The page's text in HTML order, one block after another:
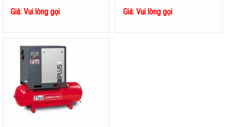
Giá: Vui lòng gọi Giá: Vui lòng gọi